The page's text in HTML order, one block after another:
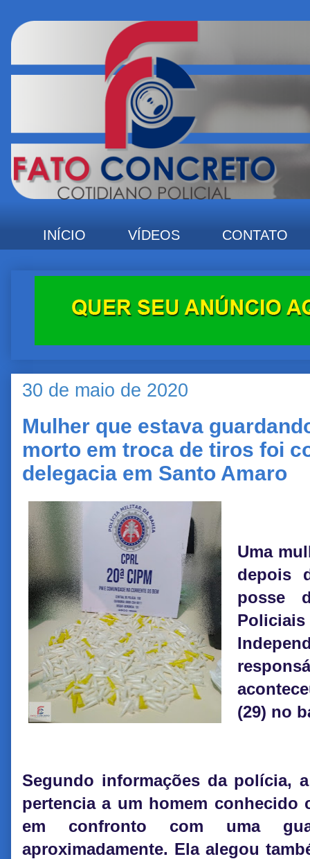
INÍCIO VÍDEOS CONTATO
30 de maio de 2020
Mulher que estava
morto em troca de tiros foi
delegacia em Santo Amaro
Uma
depois
posse
(29) no
Segundo informações da polícia,
pertencia a um homem conhecido
em confronto com uma
aproximadamente. Ela alegou